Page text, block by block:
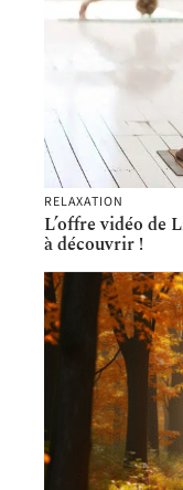
RELAXATION
L’offre vidéo de
à découvrir !